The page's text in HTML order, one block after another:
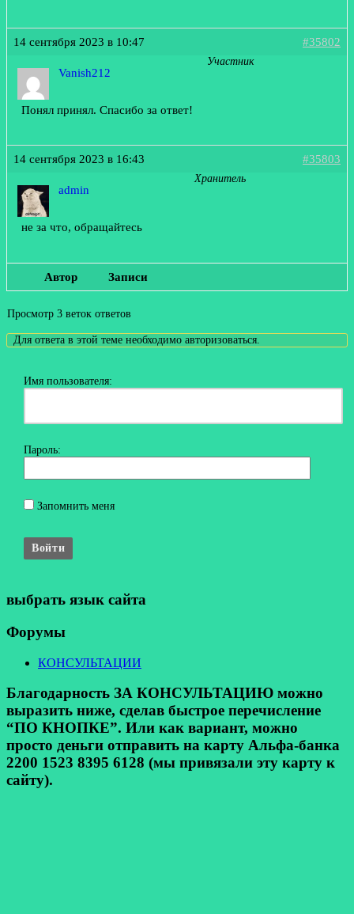
14 сентября 2023 в 10:47 #35802
Vanish212
Участник
Понял принял. Спасибо за ответ!
14 сентября 2023 в 16:43 #35803
admin
Хранитель
не за что, обращайтесь
Автор Записи
Просмотр 3 веток ответов
Для ответа в этой теме необходимо авторизоваться.
Имя пользователя:
Пароль:
Запомнить меня
Войти
выбрать язык сайта
Форумы
КОНСУЛЬТАЦИИ
Благодарность ЗА КОНСУЛЬТАЦИЮ можно
выразить ниже, сделав быстрое перечисление
“ПО КНОПКЕ”. Или как вариант, можно
просто деньги отправить на карту Альфа-банка
2200 1523 8395 6128 (мы привязали эту карту к
сайту).